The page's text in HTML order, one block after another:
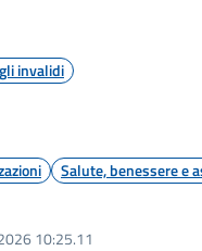
invalidi
Salute, benessere e
10:25.11